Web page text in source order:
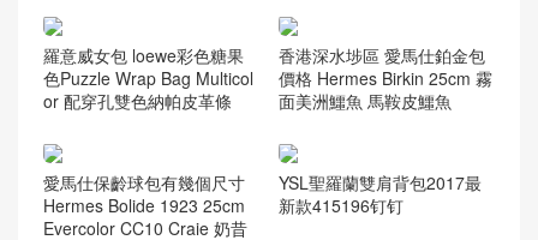
羅意威女包 loewe彩色糖果
色Puzzle Wrap Bag Multicol
or 配穿孔雙色納帕皮革條
香港深水埗區 愛馬仕鉑金包
價格 Hermes Birkin 25cm 霧
面美洲鱷魚 馬鞍皮鱷魚
愛馬仕保齡球包有幾個尺寸
Hermes Bolide 1923 25cm
Evercolor CC10 Craie 奶昔
YSL聖羅蘭雙肩背包2017最
新款415196钉钉